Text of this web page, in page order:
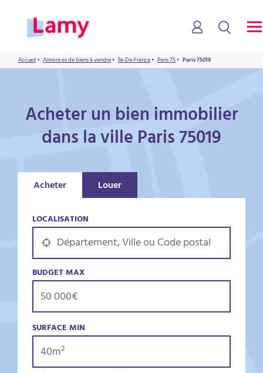
Accueil• Annonces de biens à vendre• Île-De-France• Paris 75• Paris 75019
Acheter un bien immobilier
dans la ville Paris 75019
Acheter Louer
LOCALISATION
BUDGET MAX
SURFACE MIN